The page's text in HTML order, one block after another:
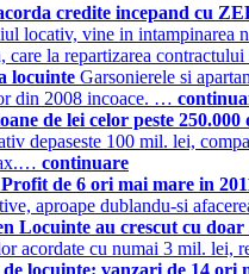
credite incepand cu
locativ, vine in
la repartizarea
locuinte Garsonierele si
din 2008 incoace. …
de lei celor peste
depaseste 100 mil. lei,
continuare
de 6 ori mai mare in
aproape dublandu-si
Locuinte au crescut cu doar
acordate cu numai 3 mil.
locuinte: vanzari de 14 ori